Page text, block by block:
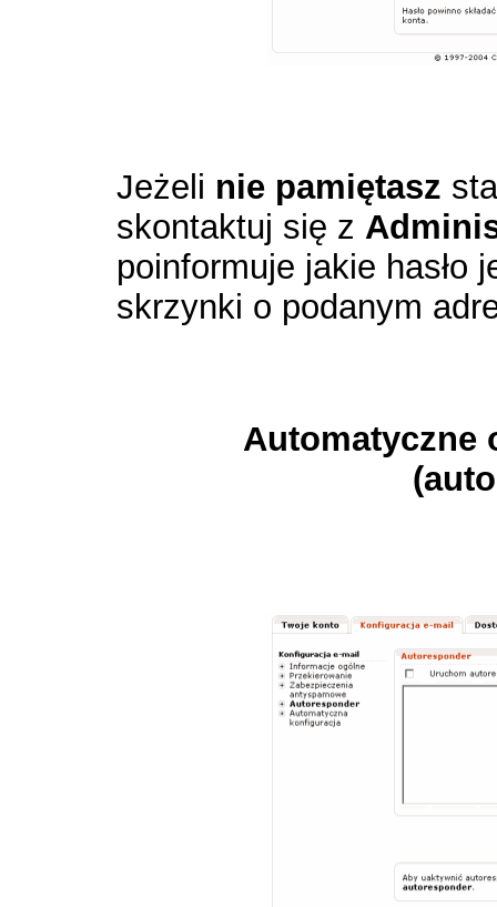
Jeżeli nie pamiętasz
skontaktuj się z
poinformuje jakie hasło
skrzynki o podanym
Automatyczne